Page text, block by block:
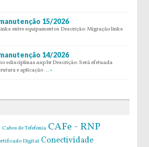
15/2026
entre equipamentos Descrição: Migração links
14/2026
edisciplinas.usp.br Descrição: Será efetuada
e aplicação … »
Cabos de Tefefonia CAFe - RNP
Digital Conectividade